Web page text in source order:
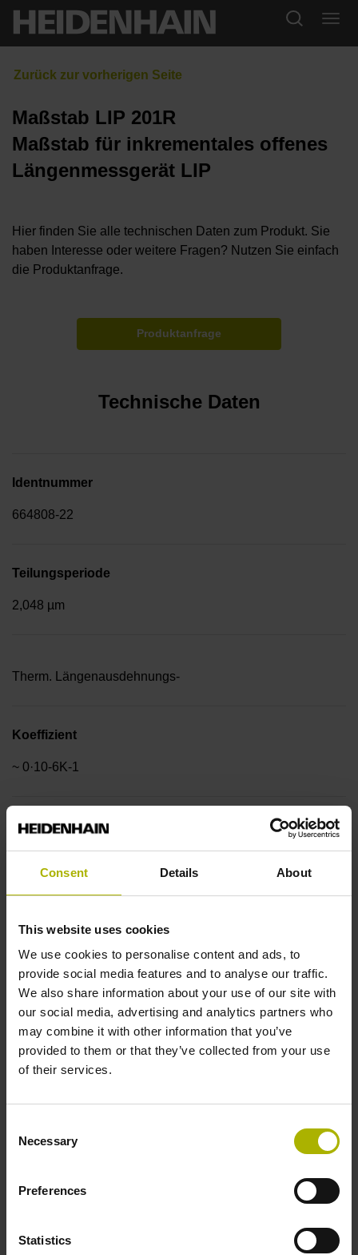
Consent Details About
This website uses cookies
We use cookies to personalise content and ads, to
provide social media features and to analyse our traffic.
We also share information about your use of our site with
our social media, advertising and analytics partners who
may combine it with other information that you’ve
provided to them or that they’ve collected from your use
of their services.
Selection
Necessary
Preferences
Statistics
Maßstab LIP 201R
Maßstab für inkrementales offenes
Längenmessgerät LIP
Hier finden Sie alle technischen Daten zum Produkt. Sie
haben Interesse oder weitere Fragen? Nutzen Sie einfach
die Produktanfrage.
Produktanfrage
Technische Daten
Identnummer
664808-22
Teilungsperiode
2,048 µm
Therm. Längenausdehnungs-
Koeffizient
~ 0·10-6K-1
Genauigkeitsklasse
1240 mm
Referenzmarkenlage
in der Mitte der Messlänge
Dicke